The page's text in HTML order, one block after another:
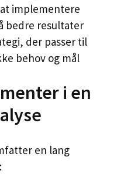
implementere
bedre resultater
der passer til
behov og mål
i en
en lang